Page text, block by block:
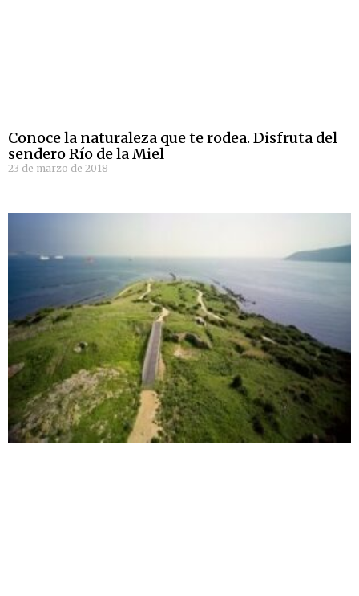
Conoce la naturaleza que te rodea. Disfruta del
sendero Río de la Miel
23 de marzo de 2018